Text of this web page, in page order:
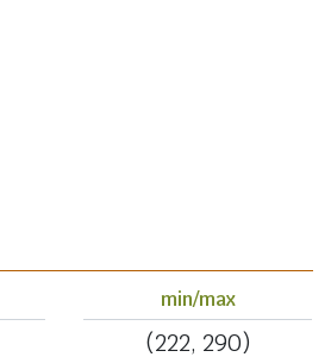
min/max
(222, 290)